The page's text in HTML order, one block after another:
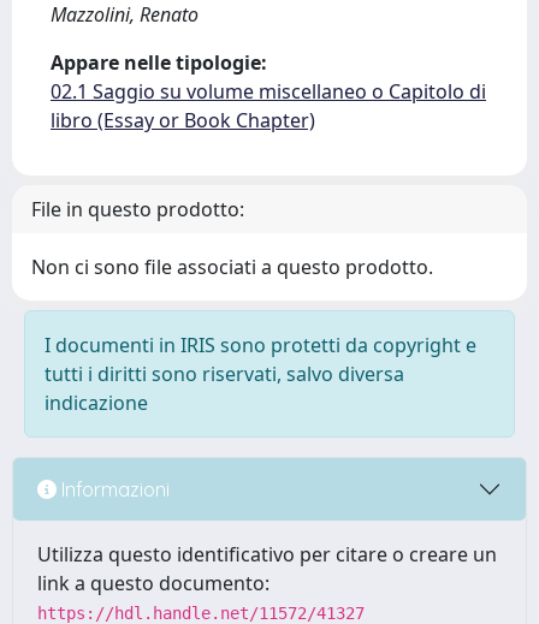
Mazzolini, Renato
Appare nelle tipologie:
02.1 Saggio su volume miscellaneo o Capitolo di
libro (Essay or Book Chapter)
File in questo prodotto:
Non ci sono file associati a questo prodotto.
I documenti in IRIS sono protetti da copyright e
tutti i diritti sono riservati, salvo diversa
indicazione
Informazioni
Utilizza questo identificativo per citare o creare un
link a questo documento:
https://hdl.handle.net/11572/41327